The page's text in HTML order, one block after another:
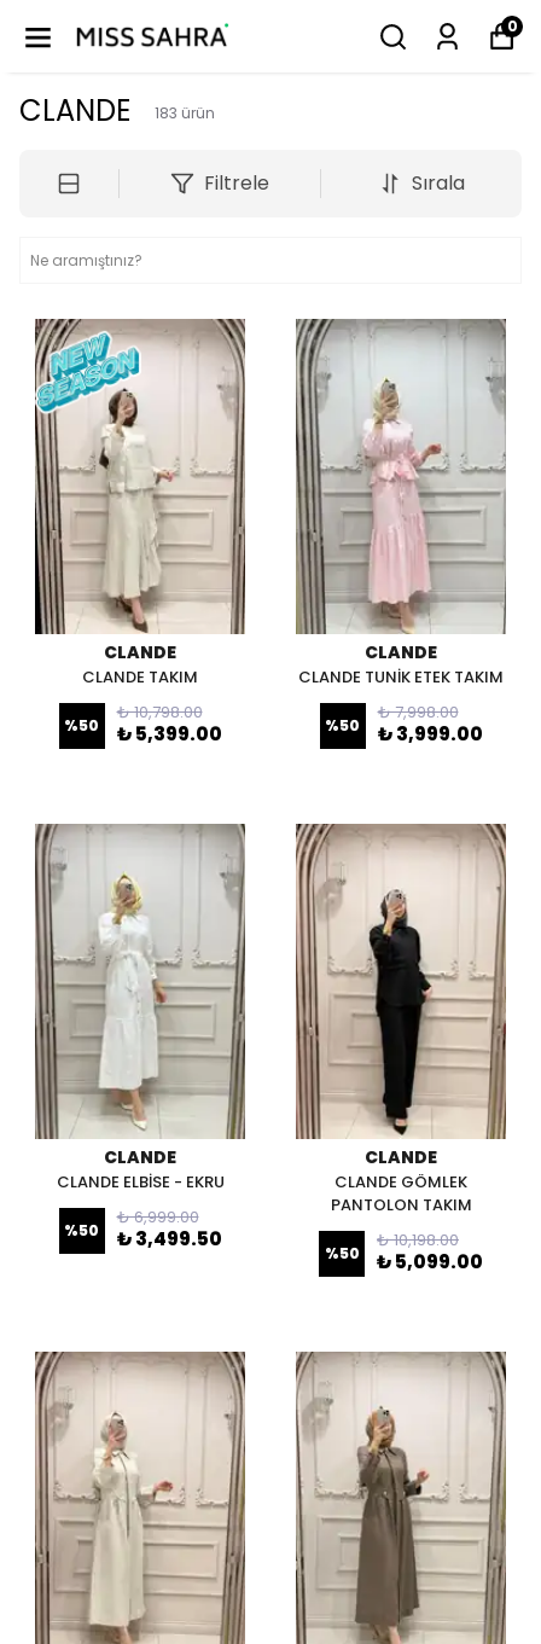
0
CLANDE 183 ürün
Filtrele Sırala
CLANDE
CLANDE TAKIM
%50
₺ 10,798.00
₺ 5,399.00
CLANDE
CLANDE TUNİK ETEK TAKIM
%50
₺ 7,998.00
₺ 3,999.00
CLANDE
CLANDE ELBİSE - EKRU
%50
₺ 6,999.00
₺ 3,499.50
CLANDE
CLANDE GÖMLEK
PANTOLON TAKIM
%50
₺ 10,198.00
₺ 5,099.00